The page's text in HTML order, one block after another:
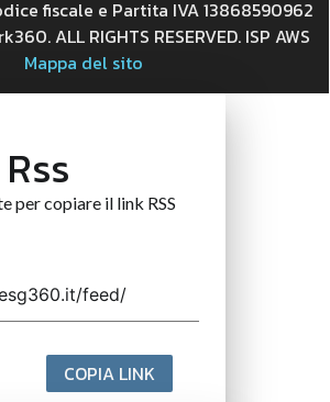
fiscale e Partita IVA 13868590962
ALL RIGHTS RESERVED. ISP AWS
Mappa del sito
per copiare il link RSS
COPIA LINK